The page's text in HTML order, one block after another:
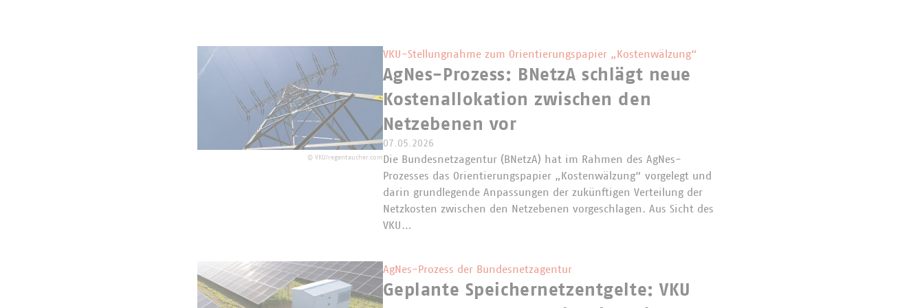
© VKU/regentaucher.com
VKU-Stellungnahme zum Orientierungspapier „Kostenwälzung“
AgNes-Prozess: BNetzA schlägt neue
Kostenallokation zwischen den
Netzebenen vor
07.05.2026
Die Bundesnetzagentur (BNetzA) hat im Rahmen des AgNes-
Prozesses das Orientierungspapier „Kostenwälzung“ vorgelegt und
darin grundlegende Anpassungen der zukünftigen Verteilung der
Netzkosten zwischen den Netzebenen vorgeschlagen. Aus Sicht des
VKU…
AgNes-Prozess der Bundesnetzagentur
Geplante Speichernetzentgelte: VKU